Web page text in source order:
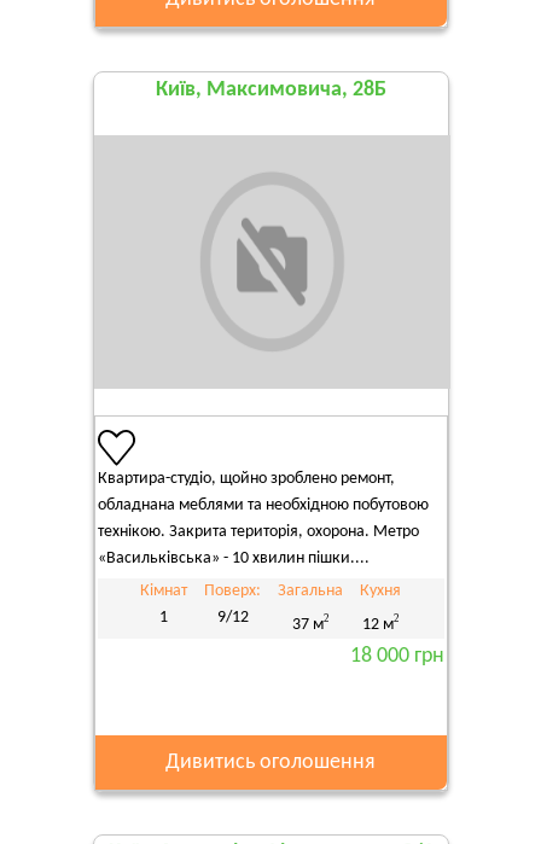
Київ, Максимовича, 28Б
Квартира-студіо, щойно зроблено ремонт,
обладнана меблями та необхідною побутовою
технікою. Закрита територія, охорона. Метро
«Васильківська» - 10 хвилин пішки....
Кімнат
1
Поверх:
9/12
Загальна
37 м2
Кухня
12 м2
18 000 грн
Дивитись оголошення